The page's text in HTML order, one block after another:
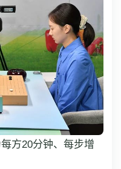
方20分钟、每步增